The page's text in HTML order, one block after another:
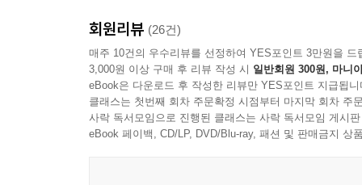
회원리뷰 (26건)
매주 10건의 우수리뷰를 선정하여 YES포인트 3만원을 드
3,000원 이상 구매 후 리뷰 작성 시 일반회원 300원, 마니
eBook은 다운로드 후 작성한 리뷰만 YES포인트 지급됩니
클래스는 첫번째 회차 주문확정 시점부터 마지막 회차 주
사락 독서모임으로 진행된 클래스는 사락 독서모임 게시
eBook 페이백, CD/LP, DVD/Blu-ray, 패션 및 판매금지 상